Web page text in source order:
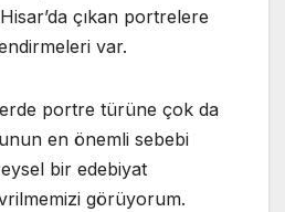
çıkan portrelere
var.
portre türüne çok da
en önemli sebebi
bir edebiyat
görüyorum.